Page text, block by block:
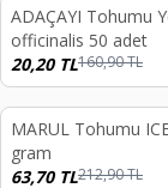
%87
ADAÇAYI Tohumu
officinalis 50 adet
20,20TL160,90TL
%70
MARUL Tohumu
gram
63,70TL212,90TL